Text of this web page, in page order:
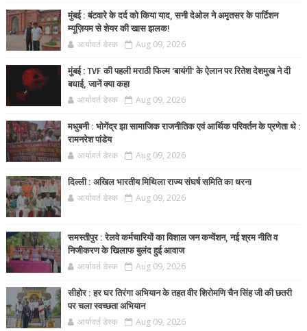
मुंबई : बंटवारे के दर्द को किया याद, सनी देओल ने अमृतसर के पार्टिशन
म्यूज़ियम से शेयर की खास झलक!
आर्यावर्त डेस्क Aug 09, 2026
मुंबई : TVF की पहली मराठी फिल्म 'बायंगी' के ऐलान पर रितेश देशमुख ने दी
बधाई, जानें क्या कहा
आर्यावर्त डेस्क Aug 09, 2026
मधुबनी : भोगेंद्र झा सामाजिक राजनीतिक एवं आर्थिक परिवर्तन के प्रणेता थे :
रामनरेश पांडेय
आर्यावर्त डेस्क Aug 09, 2026
दिल्ली : अखिल भारतीय मिथिला राज्य संघर्ष समिति का धरना
आर्यावर्त डेस्क Aug 09, 2026
समस्तीपुर : रेलवे कर्मचारियों का विशाल जन कन्वेंशन, नई श्रम नीति व
निजीकरण के खिलाफ बुलंद हुई आवाज
आर्यावर्त डेस्क Aug 09, 2026
सीहोर : हर घर तिरंगा अभियान के तहत वीर शिरोमणि चैन सिंह जी की छतरी
पर चला स्वच्छता अभियान
आर्यावर्त डेस्क Aug 09, 2026